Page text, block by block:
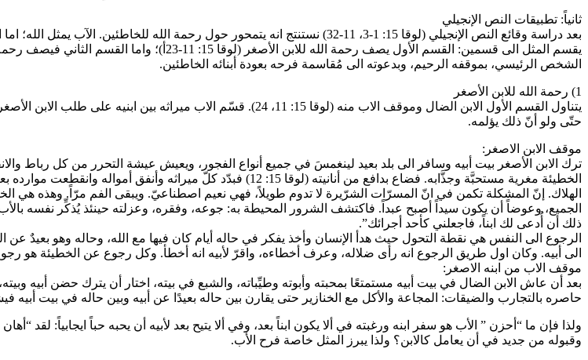
ثانياً: تطبيقات النص الإنجيلي
بعد دراسة وقائع النص الإنجيلي (لوقا 15: 1-3، 11-32) نستنتج انه يتمحور حول رحمة الله
الشخص الرئيسي، بموقفه الرحيم، وبدعوته الى مُقاسمة فرحه بعودة أبنائه الخاطئين.
1) رحمة الله للابن الأصغر
يتناول القسم الأول الابن الضال وموقف الاب منه (لوقا 15: 11، 24). قسّم
حتّى ولو أنّ ذلك يؤلمه.
موقف الابن الاصغر:
ترك الابن الأصغر بيت أبيه وسافر الى بلد بعيد لينغمسَ في جميع أنواع الفجور، ويعيش عيشة التحرر من كل رباط
الخطيئة مغرية مستحبَّة وجذَّابه. فضاع بدافع من أنانيته (لوقا 15: 12) فبدّد
الهلاك. إنّ المشكلة تكمن في انّ المسرّات الشرّيرة لا تدوم طويلاً، فهي نعيم اصطناعيّ. ويبقى الفم مرّاً. وهذه هي
الجميع، وعوضاً أن يكون سيداً أصبح عبداً. فاكتشف الشرور المحيطة به: جوعه، وفقره، وعزلته حينئذ يُذكِّر نفسه
ذلك أن أُدعى لك ابناً، فاجعلني كأحد أجرائك”.
الرجوع الى النفس هي نقطة التحول حيث هدأ الإنسان وأخذ يفكر في حاله أيام كان فيها مع الله، وحاله وهو بعيدٌ
الى أبيه. وكان اول طريق الرجوع انه رأى ضلاله، وعرف أخطاءه، واقرّ لأبيه انه أخطأ. وكل رجوع عن الخطيئة هو
موقف الاب من ابنه الاصغر:
بعد أن عاش الابن الضال في بيت أبيه مستمتعًا بمحبته وأبوته وطيِّباته، والشبع في بيته، اختار أن يترك حضن أبيه
حاصره بالتجارب والضيقات: المجاعة والأكل مع الخنازير حتى يقارن بين حاله بعيدًا عن أبيه وبين حاله في بيت أبيه
ولذا فإن ما “أحزن ” الأب هو سفر ابنه ورغبته في ألا يكون ابناً بعد، وفي ألا يتيح بعد لأبيه أن يحبه حباً ايجابياً: لقد
وقبوله من جديد في أن يعامل كالابن؟ ولذا يبرز المثل خاصة فرح الأب.